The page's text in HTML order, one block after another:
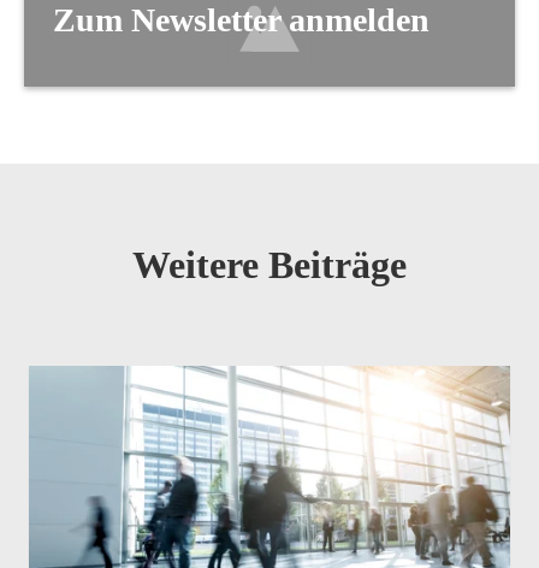
Zum Newsletter anmelden
Weitere Beiträge